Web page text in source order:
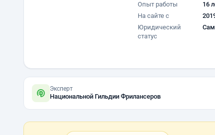
Опыт работы
16
На сайте с
Юридический
статус
Эксперт
Национальной Гильдии Фрилансеров